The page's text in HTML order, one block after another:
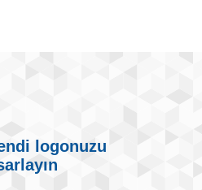
logonuzu